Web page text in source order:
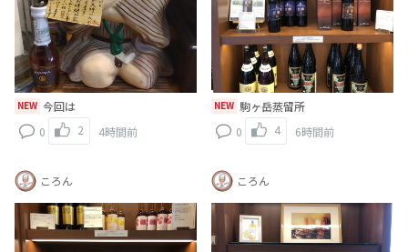
NEW 今回は
0
2 4時間前
NEW 駒ヶ岳蒸留所
0
4 6時間前
ころん ころん